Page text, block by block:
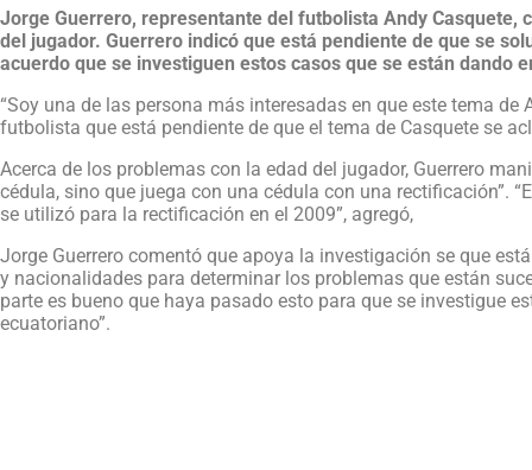
Jorge Guerrero, representante del futbolista Andy Casquete,
del jugador. Guerrero indicó que está pendiente de que se
acuerdo que se investiguen estos casos que se están dando
“Soy una de las persona más interesadas en que este tema de
futbolista que está pendiente de que el tema de Casquete se
Acerca de los problemas con la edad del jugador, Guerrero
cédula, sino que juega con una cédula con una rectificación”.
se utilizó para la rectificación en el 2009”, agregó,
Jorge Guerrero comentó que apoya la investigación se que
y nacionalidades para determinar los problemas que están
parte es bueno que haya pasado esto para que se investigue
ecuatoriano”.